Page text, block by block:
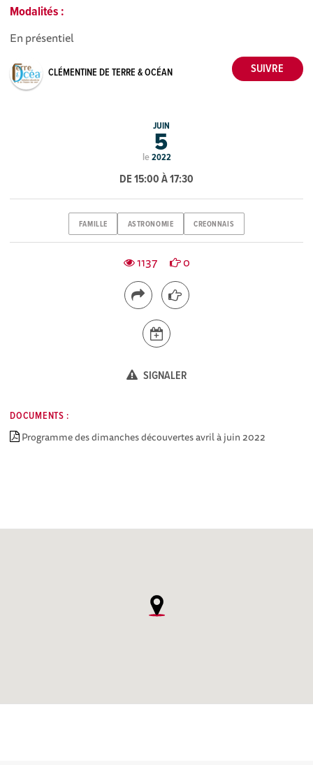
Modalités :
En présentiel
CLÉMENTINE DE TERRE & OCÉAN
le
JUIN
5
2022
DE 15:00 À 17:30
FAMILLE ASTRONOMIE CREONNAIS
1137 0
SIGNALER
DOCUMENTS :
Programme des dimanches découvertes avril à juin 2022